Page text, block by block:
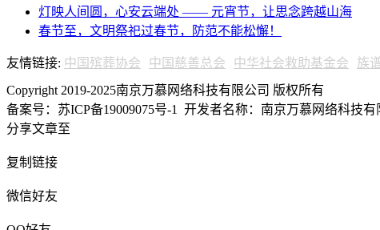
灯映人间圆，心安云端处 —— 元宵节，让思念跨越山海
春节至，文明祭祀过春节，防范不能松懈！
友情链接: 中国殡葬协会 中国慈善总会 中华社会救助基金会 族
Copyright 2019-2025南京万慕网络科技有限公司 版权所有
备案号：苏ICP备19009075号-1
开发者名称：南京万慕网络科技
分享文章至
复制链接
微信好友